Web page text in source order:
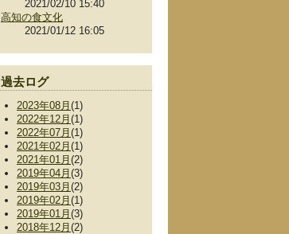
2021/02/10 15:40
高知の食文化
2021/01/12 16:05
過去ログ
2023年08月 (1)
2022年12月 (1)
2022年07月 (1)
2021年02月 (1)
2021年01月 (2)
2019年04月 (3)
2019年03月 (2)
2019年02月 (1)
2019年01月 (3)
2018年12月 (2)